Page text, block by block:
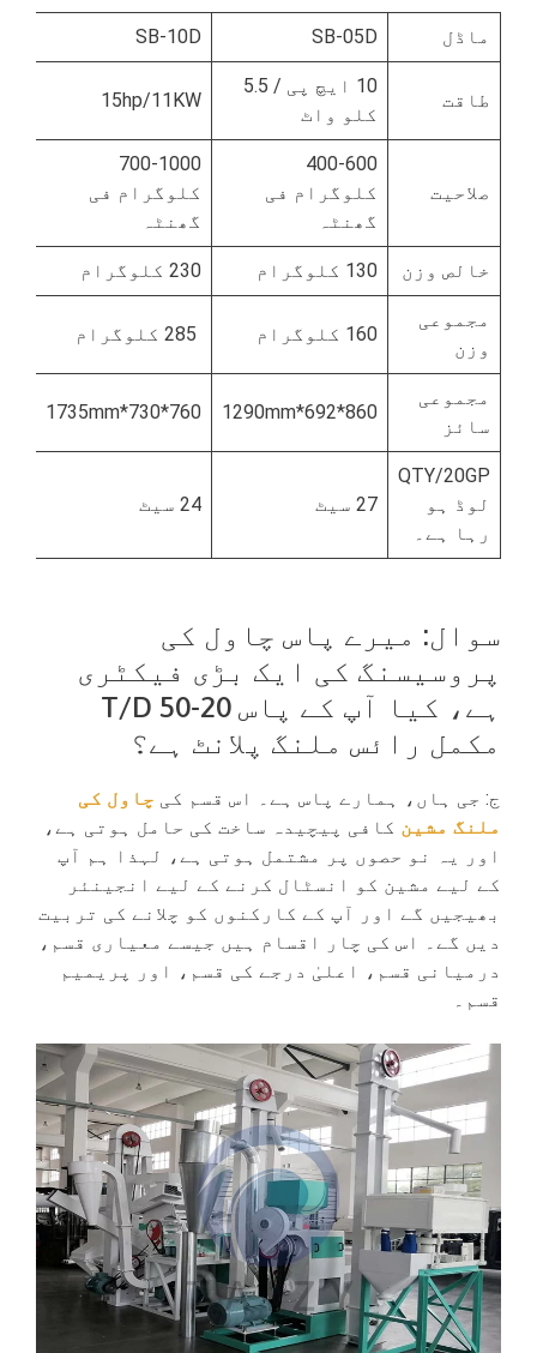
ماڈل SB-05D
SB-10D
طاقت
10 ایچ پی / 5.5
کلو واٹ
15hp/11KW
صلاحیت
400-600
کلوگرام فی
گھنٹہ
700-1000
کلوگرام فی
گھنٹہ
خالص وزن 130 کلوگرام 230 کلوگرام
مجموعی
وزن
160 کلوگرام
مجموعی
سائز
860*692*1290mm
760*730*1735mm
QTY/20GP
لوڈ ہو
رہا ہے۔
27 سیٹ 24 سیٹ
سوال: میرے پاس چاول کی
پروسیسنگ کی ایک بڑی فیکٹری
ہے، کیا آپ کے پاس 20-50 T/D
مکمل رائس ملنگ پلانٹ ہے؟
ج: جی ہاں، ہمارے پاس ہے۔ اس قسم کی چاول کی
ملنگ مشین کافی پیچیدہ ساخت کی حامل ہوتی ہے،
اور یہ نو حصوں پر مشتمل ہوتی ہے، لہذا ہم آپ
کے لیے مشین کو انسٹال کرنے کے لیے انجینئر
بھیجیں گے اور آپ کے کارکنوں کو چلانے کی تربیت
دیں گے۔ اس کی چار اقسام ہیں جیسے معیاری قسم،
درمیانی قسم، اعلیٰ درجے کی قسم، اور پریمیم
قسم۔